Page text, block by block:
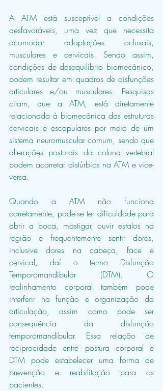
A ATM está susceptível a condições
desfavoráveis, uma vez que necessita
acomodar adaptações oclusais,
musculares e cervicais. Sendo assim,
condições de desequilíbrio biomecânico,
podem resultar em quadros de disfunções
articulares e/ou musculares. Pesquisas
citam, que a ATM, está diretamente
relacionada à biomecânica das estruturas
cervicais e escapulares por meio de um
sistema neuromuscular comum, sendo que
alterações posturais da coluna vertebral
podem acarretar distúrbios na ATM e vice-
versa.
Quando a ATM não funciona
corretamente, pode-se ter dificuldade para
abrir a boca, mastigar, ouvir estalos na
região e frequentemente sentir dores,
inclusive dores na cabeça, face e
cervical, daí o termo Disfunção
Temporomandibular (DTM). O
realinhamento corporal também pode
interferir na função e organização da
articulação, assim como pode ser
consequência da disfunção
temporomandibular. Essa relação de
reciprocidade entre postura corporal e
DTM pode estabelecer uma forma de
prevenção e reabilitação para os
pacientes.